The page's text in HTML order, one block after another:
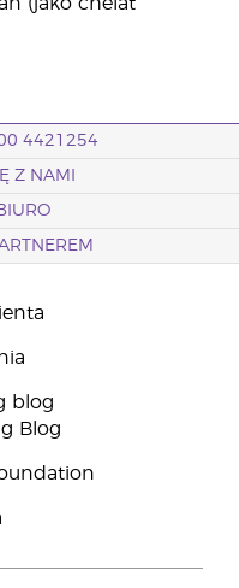
4421254
Z NAMI
blog
Blog